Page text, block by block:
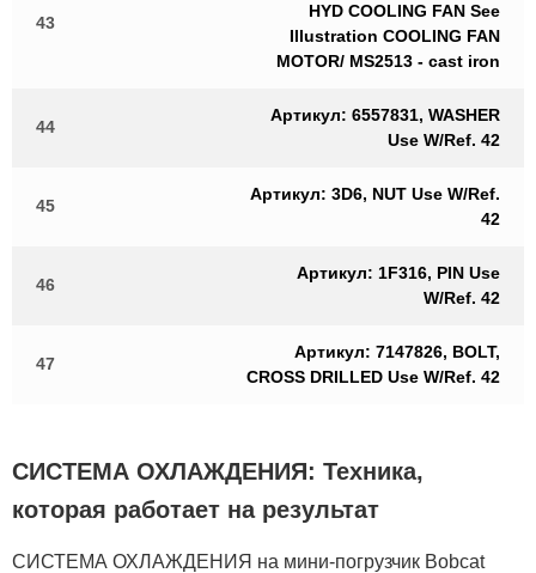
43
HYD COOLING FAN See
Illustration COOLING FAN
MOTOR/ MS2513 - cast iron
44
Артикул: 6557831, WASHER
Use W/Ref. 42
45
Артикул: 3D6, NUT Use W/Ref.
42
46
Артикул: 1F316, PIN Use
W/Ref. 42
47
Артикул: 7147826, BOLT,
CROSS DRILLED Use W/Ref. 42
СИСТЕМА ОХЛАЖДЕНИЯ: Техника,
которая работает на результат
СИСТЕМА ОХЛАЖДЕНИЯ на мини-погрузчик Bobcat